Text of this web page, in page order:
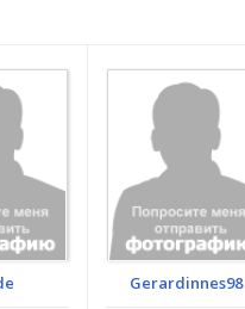
Gerardinnes98